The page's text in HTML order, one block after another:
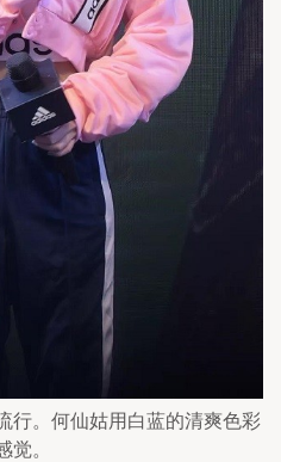
行。何仙姑用白蓝的清爽色彩
觉。